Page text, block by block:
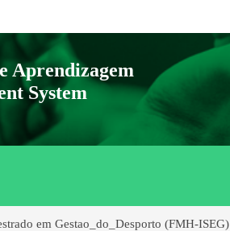
Aprendizagem
System
em Gestao_do_Desporto (FMH-ISEG)